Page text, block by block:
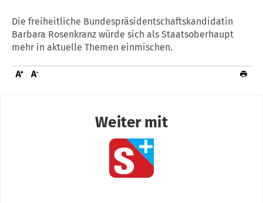
Die freiheitliche Bundespräsidentschaftskandidatin
Barbara Rosenkranz würde sich als Staatsoberhaupt
mehr in aktuelle Themen einmischen.